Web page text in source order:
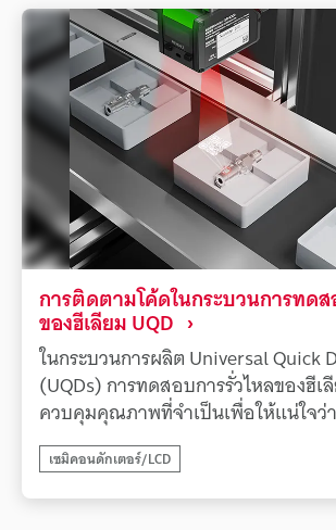
อย่างมีเสถียรภาพได้ยาก นอกจากนี้ ยั
สามารถความเร็วสูงเพื่ออ่านโค้ดหลาย
ที่กำลังเคลื่อนที่พร้อมกันโดยไม่ลดประสิ
ผลิตความท้าทายนี้แก้ไขได้ด้วยแอปพลิ
ติดตามโค้ดแบบหลายพินโดยใช้เครื่องอ่
ระบบ AI ของ KEYENCE ซีรีส์ SR-X ซีรีส์
พร้อมกับเซนเซอร์ความละเอียดสูง
และฟังก์ชัน "Triple Light" ที่สร้างแส
ที่สุดโดยอัตโนมัติตามสภาพของชิ้นงา
ภาพโค้ด 2D ขนาดเล็กได้อย่างชัดเจน
ไม่เอื้ออำนวย เช่น การสะท้อนแสงบน
ความเปรียบต่างต่ำ นอกจากนี้ อัลกอริ
พลังและเอ็นจิ้นการวิเคราะห์ 6 คอร์ยังส
ถอดรหัสโค้ดหลายโค้ดพร้อมกันได้ทัน
มั่นใจได้ว่าประวัติการประมวลผลของ
ถูกเชื่อมโยงอย่างน่าเชื่อถือ ทำให้สา
ย้อนกลับได้อย่างมีเสถียรภาพแม้ในสาย
ความเร็วสูง และมีส่วนช่วยอย่างมากใน
คุณภาพและผลผลิตของผลิตภัณฑ์
การติดตามโค้ดในกระบวนการทดส
ของฮีเลียม UQD
ในกระบวนการผลิต Universal Quick
(UQDs) การทดสอบการรั่วไหลของฮีเ
ควบคุมคุณภาพที่จำเป็นเพื่อให้แน่ใจ
การซีลอย่างสมบูรณ์ จำเป็นต้องมีระบบ
เชื่อถือได้เพื่อเชื่อมโยงข้อมูลการตรว
กับผลิตภัณฑ์แต่ละรายการอย่างแม่นย
เซมิคอนดักเตอร์/LCD